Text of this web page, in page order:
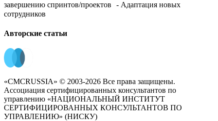
завершению спринтов/проектов - Адаптация новых
сотрудников
Авторские статьи
«CMCRUSSIA» © 2003-2026 Все права защищены.
Ассоциация сертифицированных консультантов по
управлению «НАЦИОНАЛЬНЫЙ ИНСТИТУТ
СЕРТИФИЦИРОВАННЫХ КОНСУЛЬТАНТОВ ПО
УПРАВЛЕНИЮ» (НИСКУ)